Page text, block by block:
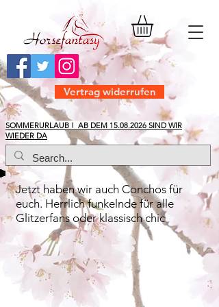
​SOMMERURLAUB ! AB DEM 15.08.2026 SIND WIR
WIEDER DA
Vertrag widerrufen
Jetzt haben wir auch Conchos für
euch. Herrlich funkelnde für alle
Glitzerfans oder klassisch chic